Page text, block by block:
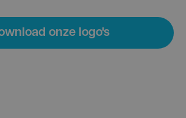
onze logo's